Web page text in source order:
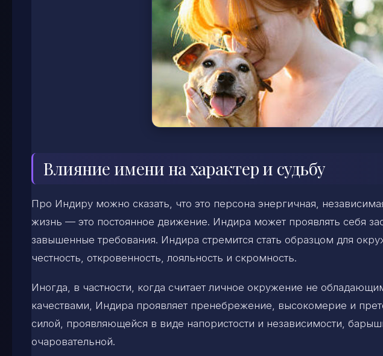
Влияние имени на характер и судьбу
Про Индиру можно сказать, что это персона энергичная,
жизнь — это постоянное движение. Индира может проявлять себя
завышенные требования. Индира стремится стать образцом для
честность, откровенность, лояльность и скромность.
Иногда, в частности, когда считает личное окружение не
качествами, Индира проявляет пренебрежение, высокомерие и
силой, проявляющейся в виде напористости и независимости,
очаровательной.